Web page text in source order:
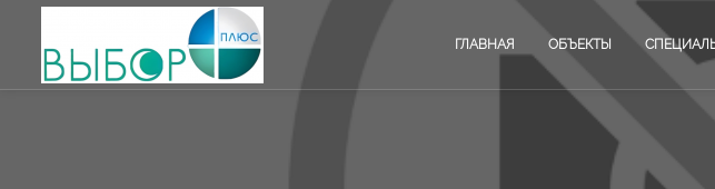
ГЛАВНАЯ ОБЪЕКТЫ